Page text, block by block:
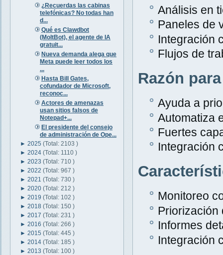
¿Recuerdas las cabinas
telefónicas? No todas han
d...
Qué es Clawdbot
(MoltBot), el agente de IA
gratuit...
Nueva demanda alega que
Meta puede leer todos los
...
Hasta Bill Gates,
cofundador de Microsoft,
reconoc...
Actores de amenazas
usan sitios falsos de
Notepad+...
El presidente del consejo
de administración de Ope...
► 2025 (Total: 2103 )
► 2024 (Total: 1110 )
► 2023 (Total: 710 )
► 2022 (Total: 967 )
► 2021 (Total: 730 )
► 2020 (Total: 212 )
► 2019 (Total: 102 )
► 2018 (Total: 150 )
► 2017 (Total: 231 )
► 2016 (Total: 266 )
► 2015 (Total: 445 )
► 2014 (Total: 185 )
► 2013 (Total: 100 )
Análisis en
Paneles de
Integración
Flujos de
Razón
Ayuda a
Automatiza
Fuertes
Integración
Monitoreo
Priorización
Informes
Integración